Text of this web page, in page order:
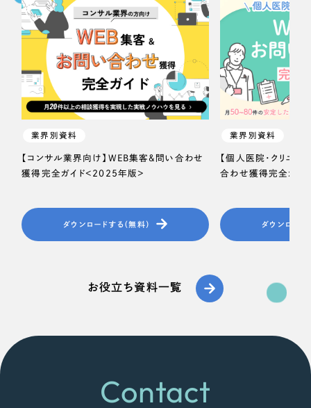
業界別資料
【コンサル業界向け】WEB集客＆問い合わせ
獲得完全ガイド＜2025年版＞
ダウンロードする（無料）
業界別資料
【個人医院・クリニッ
合わせ獲得完全ガイ
ダウンロード
お役立ち資料一覧
Contact